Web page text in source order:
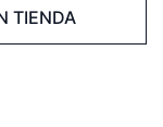
TIENDA